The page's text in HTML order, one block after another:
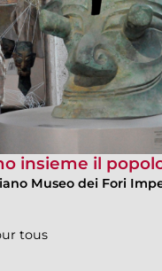
insieme il
Museo dei Fori
tous